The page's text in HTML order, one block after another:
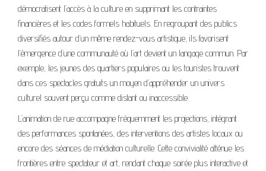
démocratisent l’accès à la culture en supprimant les contraintes
financières et les codes formels habituels. En regroupant des publics
diversifiés autour d’un même rendez-vous artistique, ils favorisent
l’émergence d’une communauté où l’art devient un langage commun. Par
exemple, les jeunes des quartiers populaires ou les touristes trouvent
dans ces spectacles gratuits un moyen d’appréhender un univers
culturel souvent perçu comme distant ou inaccessible.
L’animation de rue accompagne fréquemment les projections, intégrant
des performances spontanées, des interventions des artistes locaux ou
encore des séances de médiation culturelle. Cette convivialité atténue les
frontières entre spectateur et art, rendant chaque soirée plus interactive et